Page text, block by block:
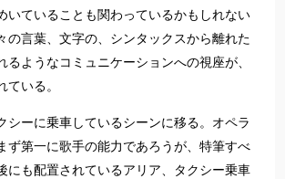
いていることも関わっているかもしれない
の言葉、文字の、シンタックスから離れた
るようなコミュニケーションへの視座が、
ている。
シーに乗車しているシーンに移る。オペラ
ず第一に歌手の能力であろうが、特筆すべ
にも配置されているアリア、タクシー乗車